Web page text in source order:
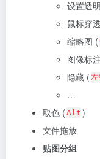
设置透
鼠标穿
缩略图 (
图像标
隐藏 (
…
取色 ( Alt )
文件拖放
贴图分组